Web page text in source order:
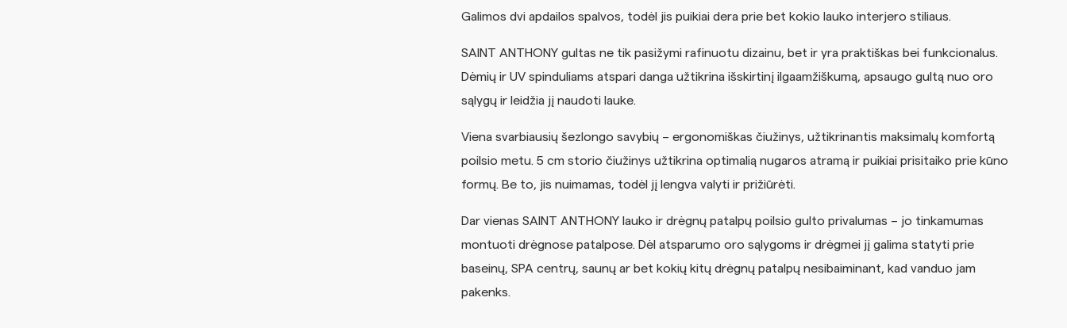
Galimos dvi apdailos spalvos, todėl jis puikiai dera prie bet kokio lauko interjero stiliaus.
SAINT ANTHONY gultas ne tik pasižymi rafinuotu dizainu, bet ir yra praktiškas bei funkcionalus.
Dėmių ir UV spinduliams atspari danga užtikrina išskirtinį ilgaamžiškumą, apsaugo gultą nuo oro
sąlygų ir leidžia jį naudoti lauke.
Viena svarbiausių šezlongo savybių – ergonomiškas čiužinys, užtikrinantis maksimalų komfortą
poilsio metu. 5 cm storio čiužinys užtikrina optimalią nugaros atramą ir puikiai prisitaiko prie kūno
formų. Be to, jis nuimamas, todėl jį lengva valyti ir prižiūrėti.
Dar vienas SAINT ANTHONY lauko ir drėgnų patalpų poilsio gulto privalumas – jo tinkamumas
montuoti drėgnose patalpose. Dėl atsparumo oro sąlygoms ir drėgmei jį galima statyti prie
baseinų, SPA centrų, saunų ar bet kokių kitų drėgnų patalpų nesibaiminant, kad vanduo jam
pakenks.